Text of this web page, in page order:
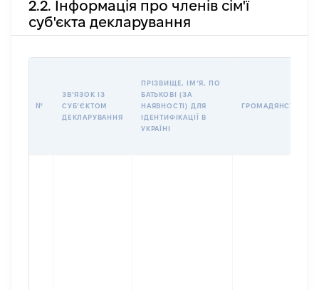
2.2. Інформація про членів сім'ї
суб'єкта декларування
№
ЗВʼЯЗОК ІЗ
СУБʼЄКТОМ
ДЕКЛАРУВАННЯ
ПРІЗВИЩЕ, ІМʼЯ, ПО
БАТЬКОВІ (ЗА
НАЯВНОСТІ) ДЛЯ
ІДЕНТИФІКАЦІЇ В
УКРАЇНІ
ГРОМАДЯНСТВО